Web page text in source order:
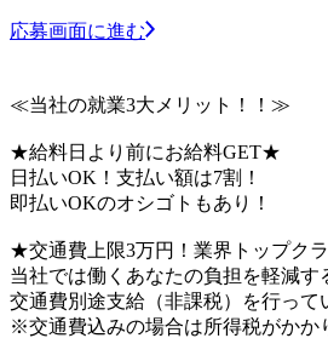
応募画面に進む
≪当社の就業3大メリット！！≫
★給料日より前にお給料GET★
日払いOK！支払い額は7割！
即払いOKのオシゴトもあり！
★交通費上限3万円！業界トップクラ
当社では働くあなたの負担を軽減す
交通費別途支給（非課税）を行って
※交通費込みの場合は所得税がかか